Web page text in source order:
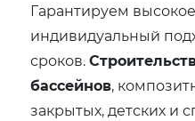
Гарантируем
индивидуальный
сроков.
бассейнов,
закрытых, детских и